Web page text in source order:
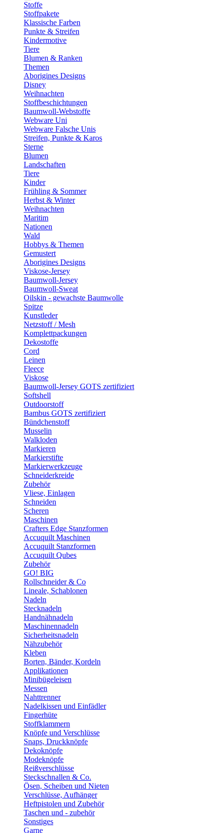
Stoffe
Stoffpakete
Klassische Farben
Punkte & Streifen
Kindermotive
Tiere
Blumen & Ranken
Themen
Aborigines Designs
Disney
Weihnachten
Stoffbeschichtungen
Baumwoll-Webstoffe
Webware Uni
Webware Falsche Unis
Streifen, Punkte & Karos
Sterne
Blumen
Landschaften
Tiere
Kinder
Frühling & Sommer
Herbst & Winter
Weihnachten
Maritim
Nationen
Wald
Hobbys & Themen
Gemustert
Aborigines Designs
Viskose-Jersey
Baumwoll-Jersey
Baumwoll-Sweat
Oilskin - gewachste Baumwolle
Spitze
Kunstleder
Netzstoff / Mesh
Komplettpackungen
Dekostoffe
Cord
Leinen
Fleece
Viskose
Baumwoll-Jersey GOTS zertifiziert
Softshell
Outdoorstoff
Bambus GOTS zertifiziert
Bündchenstoff
Musselin
Walkloden
Markieren
Markierstifte
Markierwerkzeuge
Schneiderkreide
Zubehör
Vliese, Einlagen
Schneiden
Scheren
Maschinen
Crafters Edge Stanzformen
Accuquilt Maschinen
Accuquilt Stanzformen
Accuquilt Qubes
Zubehör
GO! BIG
Rollschneider & Co
Lineale, Schablonen
Nadeln
Stecknadeln
Handnähnadeln
Maschinennadeln
Sicherheitsnadeln
Nähzubehör
Kleben
Borten, Bänder, Kordeln
Applikationen
Minibügeleisen
Messen
Nahttrenner
Nadelkissen und Einfädler
Fingerhüte
Stoffklammern
Knöpfe und Verschlüsse
Snaps, Druckknöpfe
Dekoknöpfe
Modeknöpfe
Reißverschlüsse
Steckschnallen & Co.
Ösen, Scheiben und Nieten
Verschlüsse, Aufhänger
Heftpistolen und Zubehör
Taschen und - zubehör
Sonstiges
Garne